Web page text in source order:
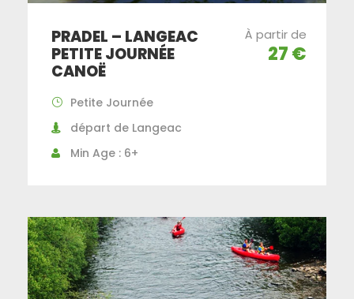
PRADEL – LANGEAC
PETITE JOURNÉE
CANOË
À partir de
27 €
Petite Journée
départ de Langeac
Min Age : 6+